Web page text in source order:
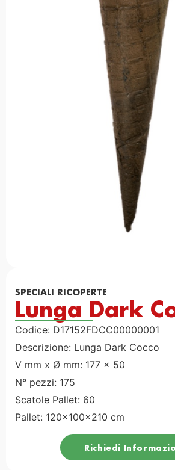
SPECIALI RICOPERTE
Lunga Dark
Codice: D17152FDCC00000001
Descrizione: Lunga Dark Cocco
V mm x Ø mm: 177 x 50
N° pezzi: 175
Scatole Pallet: 60
Pallet: 120x100x210 cm
Richiedi